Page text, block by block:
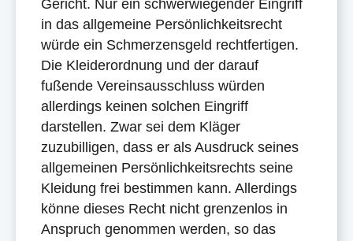
Gericht. Nur ein schwerwiegender Eingriff
in das allgemeine Persönlichkeitsrecht
würde ein Schmerzensgeld rechtfertigen.
Die Kleiderordnung und der darauf
fußende Vereinsausschluss würden
allerdings keinen solchen Eingriff
darstellen. Zwar sei dem Kläger
zuzubilligen, dass er als Ausdruck seines
allgemeinen Persönlichkeitsrechts seine
Kleidung frei bestimmen kann. Allerdings
könne dieses Recht nicht grenzenlos in
Anspruch genommen werden, so das